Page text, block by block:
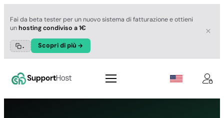
Fai da beta tester per un nuovo sistema di fatturazione e ottieni
unhosting condiviso a 1€
. Scopri di più